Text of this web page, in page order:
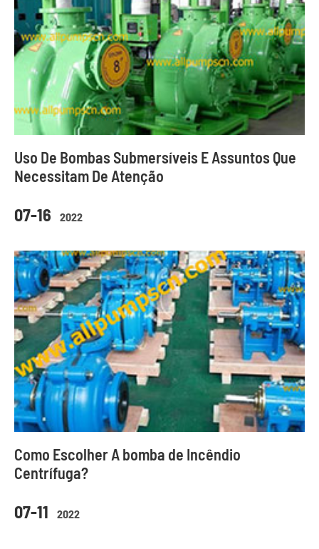
07-16 2022
Uso De Bombas Submersíveis E Assuntos Que
Necessitam De Atenção
07-11 2022
Como Escolher A bomba de Incêndio
Centrífuga?